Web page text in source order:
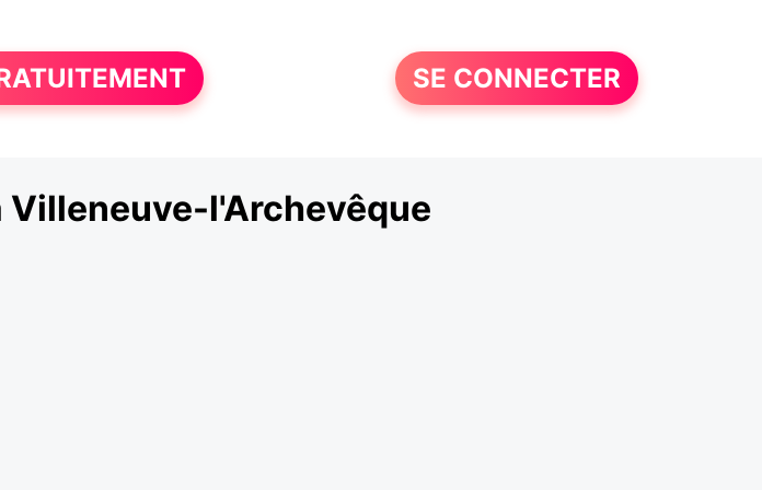
SE CONNECTER
Villeneuve-l'Archevêque